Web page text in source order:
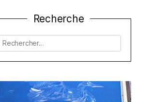
Recherche
Rechercher :